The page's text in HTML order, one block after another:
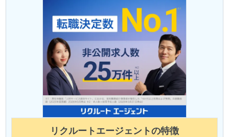
リクルートエージェントの特徴